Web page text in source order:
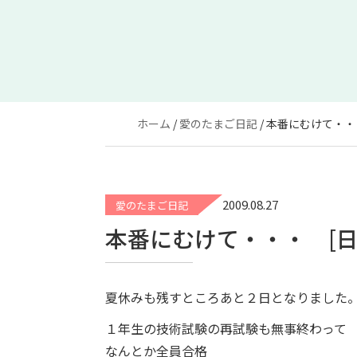
ホーム 愛のたまご日記 本番にむけて・
愛のたまご日記 2009.08.27
本番にむけて・・・ [
夏休みも残すところあと２日となりました。
１年生の技術試験の再試験も無事終わって
なんとか全員合格